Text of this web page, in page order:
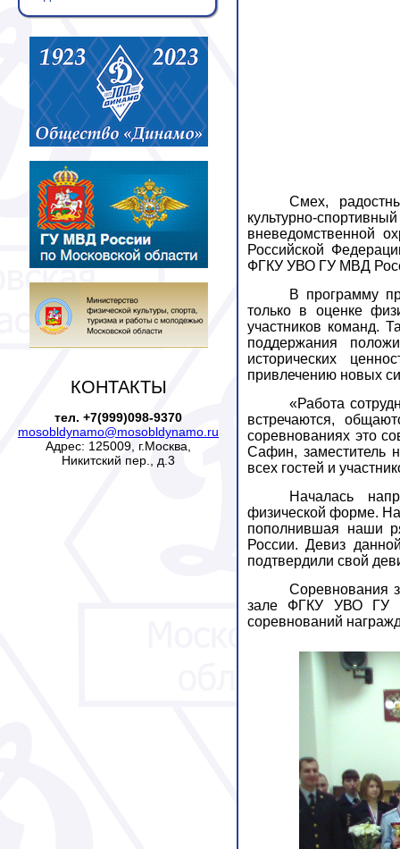
КОНТАКТЫ
тел. +7(999)098-9370
mosobldynamo@mosobldynamo.ru
Адрес: 125009, г.Москва,
Никитский пер., д.3
Смех,
культурно-
вневедомственной
Российской
ФГКУ УВО ГУ МВД
В программу
только в оценке
участников команд.
поддержания
исторических
привлечению новых
«Работа
встречаются,
соревнованиях это
Сафин, заместитель
всех гостей и
Началась
физической форме.
пополнившая наши
России. Девиз
подтвердили свой
Соревнования
зале ФГКУ УВО ГУ
соревнований